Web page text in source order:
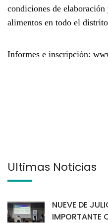
condiciones de
alimentos en todo el
Informes e inscripción:
Últimas Noticias
NUEVE DE
IMPORTANTE